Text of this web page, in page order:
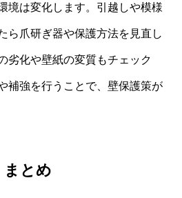
境は変化します。引越しや模様
ら爪研ぎ器や保護方法を見直し
劣化や壁紙の変質もチェック
補強を行うことで、壁保護策が
まとめ